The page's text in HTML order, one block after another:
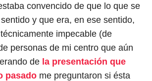
convencido de que lo que se
y que era, en ese sentido,
impecable (de
personas de mi centro que aún
de la presentación que
pasado me preguntaron si ésta